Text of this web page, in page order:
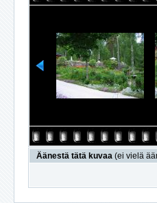
Äänestä tätä kuvaa (ei vielä